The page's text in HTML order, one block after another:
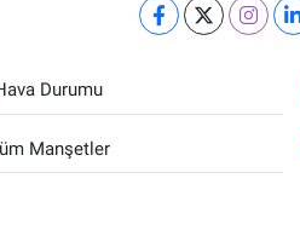
Durumu
Manşetler